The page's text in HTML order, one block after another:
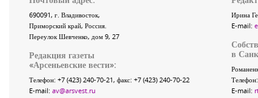
690091, г. Владивосток,
Приморский край, Россия.
Переулок Шевченко, дом 9, 27
Редакция газеты
«Арсеньевские вести»:
Телефон: +7 (423) 240-70-21, факс: +7 (423) 240-70-22
E-mail: av@arsvest.ru
Ирина
E-mail:
в
E-mail: